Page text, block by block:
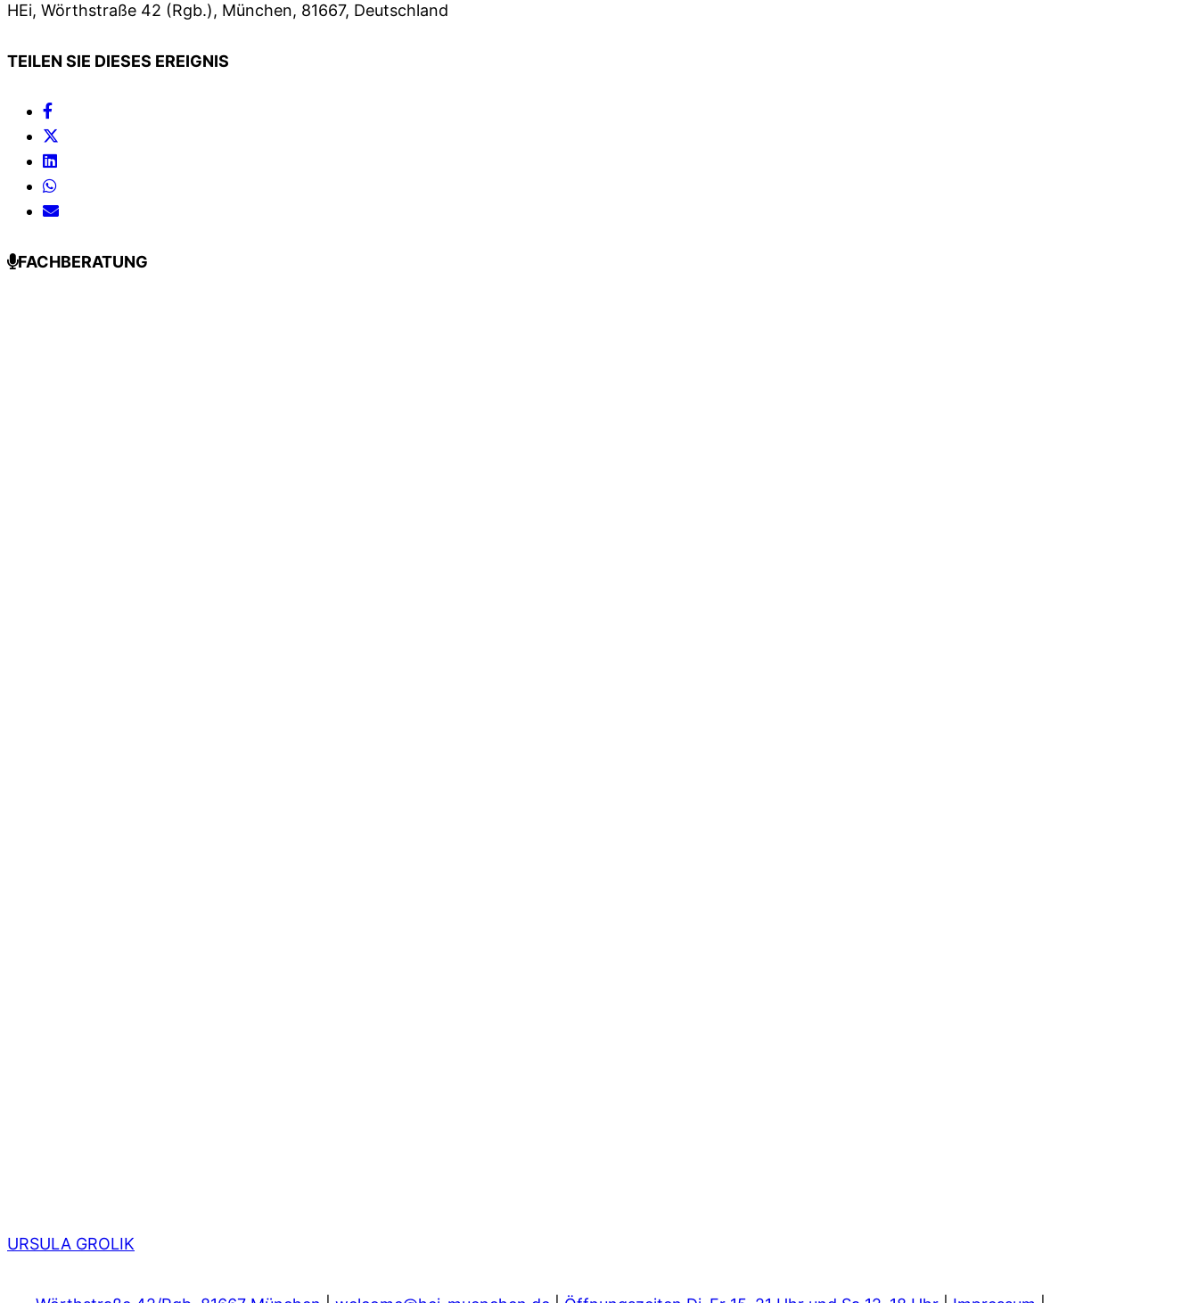
HEi, Wörthstraße 42 (Rgb.), München, 81667, Deutschland
TEILEN SIE DIESES EREIGNIS
FACHBERATUNG
URSULA GROLIK